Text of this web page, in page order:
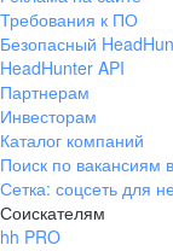
Требования к ПО
Безопасный
HeadHunter API
Партнерам
Инвесторам
Каталог компаний
Поиск по вакансиям
Сетка: соцсеть для
Соискателям
hh PRO